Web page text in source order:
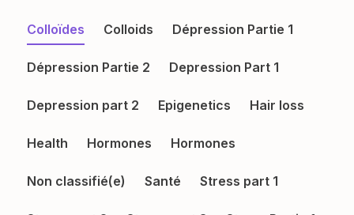
Colloïdes Colloids Dépression Partie 1
Dépression Partie 2 Depression Part 1
Depression part 2 Epigenetics Hair loss
Health Hormones Hormones
Non classifié(e) Santé Stress part 1